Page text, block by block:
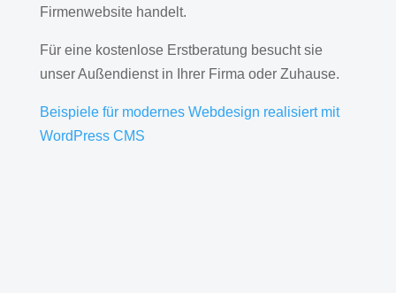
Firmenwebsite handelt.
Für eine kostenlose Erstberatung besucht sie
unser Außendienst in Ihrer Firma oder Zuhause.
Beispiele für modernes Webdesign realisiert mit
WordPress CMS